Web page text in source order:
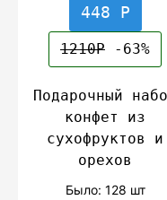
448 Р
1210Р -63%
Подарочный
конфет из
сухофруктов и
орехов
Было: 128 шт